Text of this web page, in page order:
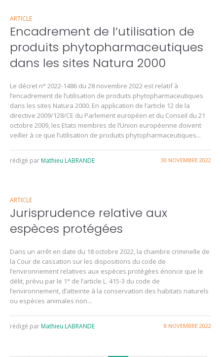
ARTICLE
Encadrement de l’utilisation de
produits phytopharmaceutiques
dans les sites Natura 2000
Le décret n° 2022-1486 du 28 novembre 2022 est relatif à
l’encadrement de l’utilisation de produits phytopharmaceutiques
dans les sites Natura 2000. En application de l’article 12 de la
directive 2009/128/CE du Parlement européen et du Conseil du 21
octobre 2009, les Etats membres de l’Union européenne doivent
veiller à ce que l’utilisation de produits phytopharmaceutiques...
30 NOVEMBRE 2022
rédigé parMathieu LABRANDE
ARTICLE
Jurisprudence relative aux
espèces protégées
Dans un arrêt en date du 18 octobre 2022, la chambre criminelle de
la Cour de cassation sur les dispositions du code de
l’environnement relatives aux espèces protégées énonce que le
délit, prévu par le 1° de l’article L. 415-3 du code de
l’environnement, d’atteinte à la conservation des habitats naturels
ou espèces animales non...
8 NOVEMBRE 2022
rédigé parMathieu LABRANDE